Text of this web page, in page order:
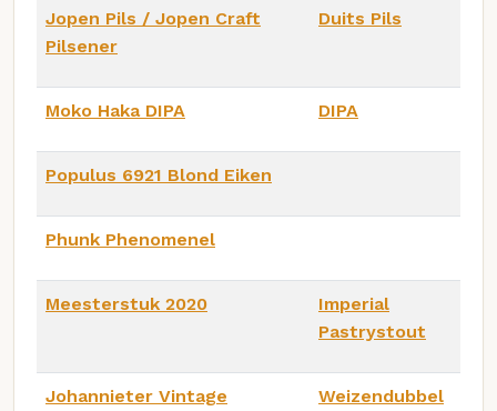
Jopen Pils / Jopen Craft
Pilsener
Duits Pils
Moko Haka DIPA DIPA
Populus 6921 Blond Eiken
Phunk Phenomenel
Meesterstuk 2020
Imperial
Pastrystout
Johannieter Vintage
Weizendubbel